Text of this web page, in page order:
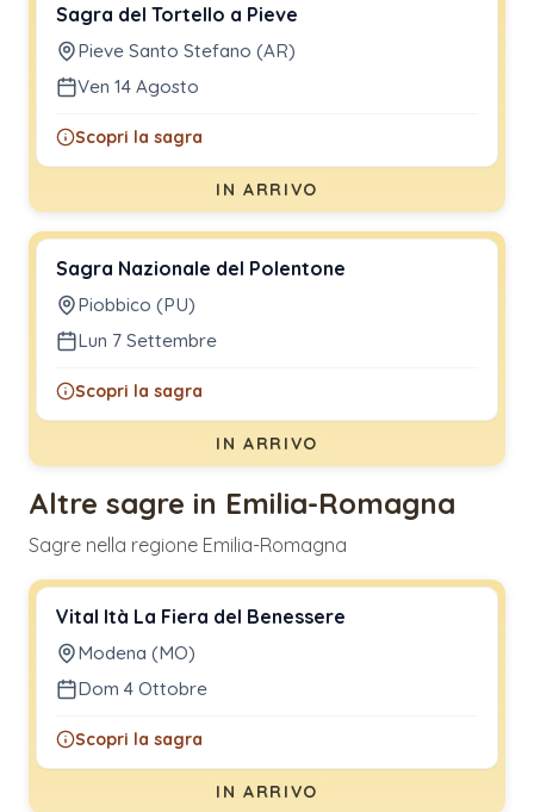
Sagra del Tortello a Pieve
Pieve Santo Stefano (AR)
Ven 14 Agosto
Scopri la sagra
IN ARRIVO
Sagra Nazionale del Polentone
Piobbico (PU)
Lun 7 Settembre
Scopri la sagra
IN ARRIVO
Altre sagre in Emilia-Romagna
Sagre nella regione Emilia-Romagna
Vital Ità La Fiera del Benessere
Modena (MO)
Dom 4 Ottobre
Scopri la sagra
IN ARRIVO